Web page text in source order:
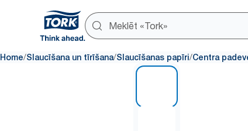
Home/Slaucīšana un tīrīšana/Slaucīšanas papīri/Centra